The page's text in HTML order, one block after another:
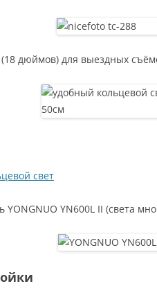
(18 дюймов) для выездных
свет
YONGNUO YN600L II (света